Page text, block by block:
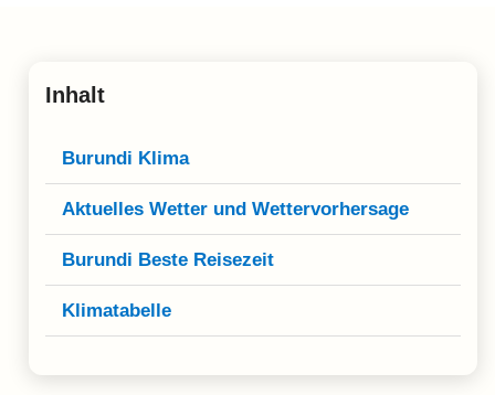
Reisemonat
Inhalt
Burundi Klima
Aktuelles Wetter und Wettervorhersage
Burundi Beste Reisezeit
Klimatabelle